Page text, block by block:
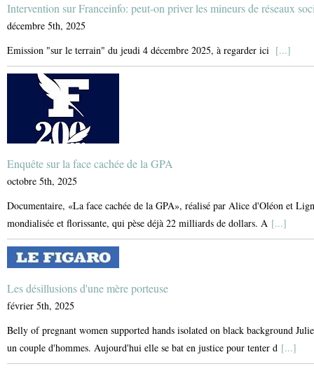
Intervention sur Franceinfo: peut-on priver les mineurs de réseaux
décembre 5th, 2025
Emission "sur le terrain" du jeudi 4 décembre 2025, à regarder ici [...]
Enquête sur la face cachée de la GPA
octobre 5th, 2025
Documentaire, «La face cachée de la GPA», réalisé par Alice d'Oléon et
mondialisée et florissante, qui pèse déjà 22 milliards de dollars. A [...]
Les désillusions d'une mère porteuse
février 5th, 2025
Belly of pregnant women supported hands isolated on black background
un couple d'hommes. Aujourd'hui elle se bat en justice pour tenter d [...]